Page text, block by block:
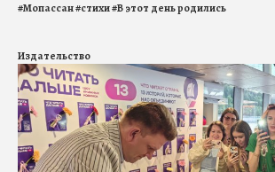
#Мопассан#стихи#В этот день родились
Издательство